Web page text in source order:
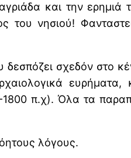
και την ερημιά
του νησιού!
σχεδόν στο
π.χ). Όλα τα
λόγους.